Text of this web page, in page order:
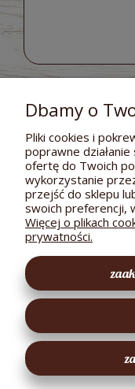
Dbamy o
Pliki cookies i
poprawne
ofertę do Twoich
wykorzystanie
przejść do sklepu
swoich preferencji,
Więcej o plikach
prywatności.